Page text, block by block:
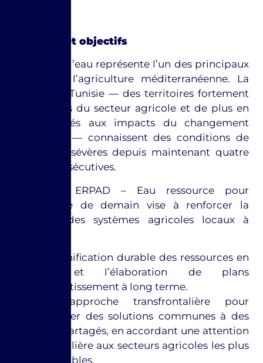
Contexte et objectifs
La crise de l’eau représente l’un des principaux
défis pour l’agriculture méditerranéenne. La
Sicile et la Tunisie — des territoires fortement
dépendants du secteur agricole et de plus en
plus exposés aux impacts du changement
climatique — connaissent des conditions de
sécheresse sévères depuis maintenant quatre
années consécutives.
Le projet ERPAD – Eau ressource pour
l’agriculture de demain vise à renforcer la
résilience des systèmes agricoles locaux à
La planification durable des ressources en
eau et l’élaboration de plans
d’investissement à long terme.
Une approche transfrontalière pour
identifier des solutions communes à des
défis partagés, en accordant une attention
particulière aux secteurs agricoles les plus
vulnérables.